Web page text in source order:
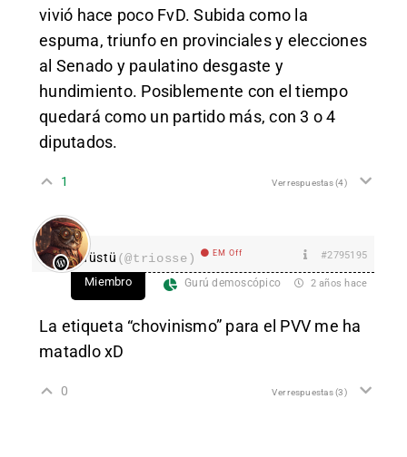
vivió hace poco FvD. Subida como la
espuma, triunfo en provinciales y elecciones
al Senado y paulatino desgaste y
hundimiento. Posiblemente con el tiempo
quedará como un partido más, con 3 o 4
diputados.
1 Ver respuestas(4)
Tüstü (@triosse) EM Off #2795195
Miembro Gurú demoscópico 2 años hace
La etiqueta “chovinismo” para el PVV me ha
matadlo xD
0 Ver respuestas(3)